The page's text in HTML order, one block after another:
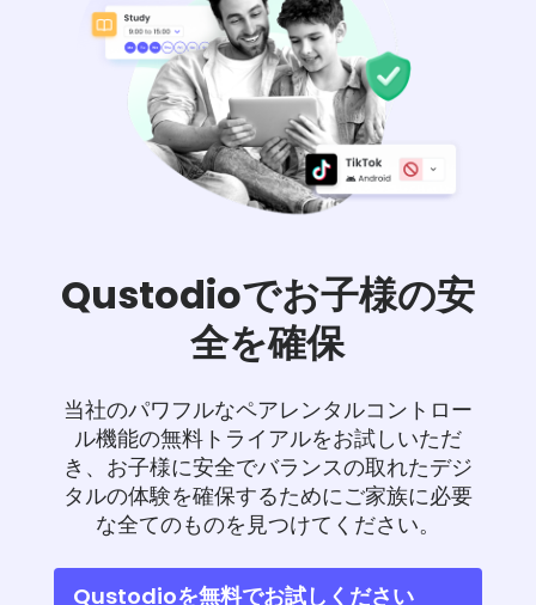
Qustodioでお子様の安
全を確保
当社のパワフルなペアレンタルコントロー
ル機能の無料トライアルをお試しいただ
き、お子様に安全でバランスの取れたデジ
タルの体験を確保するためにご家族に必要
な全てのものを見つけてください。
Qustodioを無料でお試しください